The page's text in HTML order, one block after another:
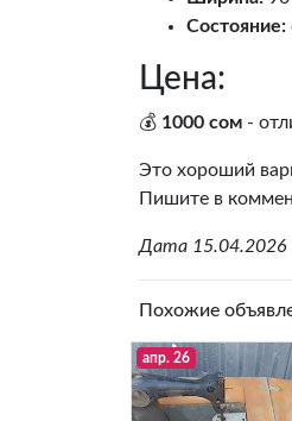
Состояние:
Цена:
💰 1000 сом -
Это хороший
Пишите в
Дата 15.04.2026
Похожие
апр. 26